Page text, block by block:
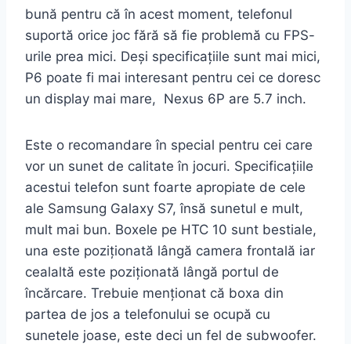
bună pentru că în acest moment, telefonul
suportă orice joc fără să fie problemă cu FPS-
urile prea mici. Deși specificațiile sunt mai mici,
P6 poate fi mai interesant pentru cei ce doresc
un display mai mare, Nexus 6P are 5.7 inch.
Este o recomandare în special pentru cei care
vor un sunet de calitate în jocuri. Specificațiile
acestui telefon sunt foarte apropiate de cele
ale Samsung Galaxy S7, însă sunetul e mult,
mult mai bun. Boxele pe HTC 10 sunt bestiale,
una este poziționată lângă camera frontală iar
cealaltă este poziționată lângă portul de
încărcare. Trebuie menționat că boxa din
partea de jos a telefonului se ocupă cu
sunetele joase, este deci un fel de subwoofer.